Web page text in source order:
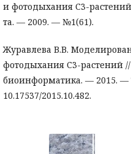
и фотодыхания С3-растений
та. — 2009. — №1(61).
Журавлева В.В.
фотодыхания С3-растений
биоинформатика. — 2015. —
10.17537/2015.10.482.